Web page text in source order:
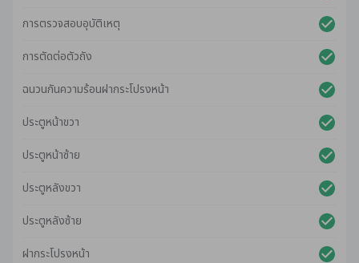
การตรวจสอบอุบัติเหตุ
การตัดต่อตัวถัง
ฉนวนกันความร้อนฝากระโปรงหน้า
ประตูหน้าขวา
ประตูหน้าซ้าย
ประตูหลังขวา
ประตูหลังซ้าย
ฝากระโปรงหน้า